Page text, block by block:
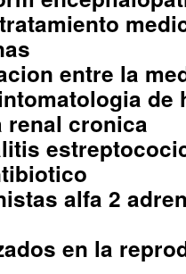
entre la
de
cronica
alfa 2
en la